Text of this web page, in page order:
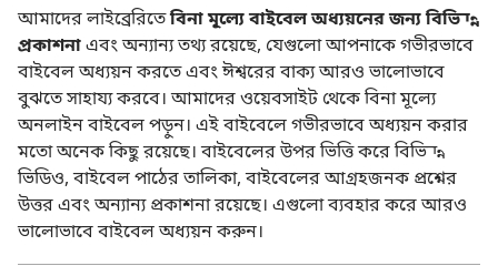
আমাদের লাইব্রেরিতেবিনা মূল্যে বাইবেল অধ্যয়নের জন্য বিভিন্ন
প্রকাশনাএবং অন্যান্য তথ্য রয়েছে, যেগুলো আপনাকে গভীরভাবে
বাইবেল অধ্যয়ন করতে এবং ঈশ্বরের বাক্য আরও ভালোভাবে
বুঝতে সাহায্য করবে। আমাদের ওয়েবসাইট থেকে বিনা মূল্যে
অনলাইন বাইবেল পড়ুন। এই বাইবেলে গভীরভাবে অধ্যয়ন করার
মতো অনেক কিছু রয়েছে। বাইবেলের উপর ভিত্তি করে বিভিন্ন
ভিডিও, বাইবেল পাঠের তালিকা, বাইবেলের আগ্রহজনক প্রশ্নের
উত্তর এবং অন্যান্য প্রকাশনা রয়েছে। এগুলো ব্যবহার করে আরও
ভালোভাবে বাইবেল অধ্যয়ন করুন।